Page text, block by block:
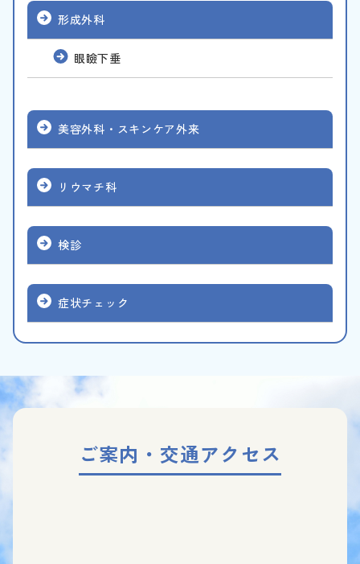
形成外科
眼瞼下垂
美容外科・スキンケア外来
リウマチ科
検診
症状チェック
ご案内・交通アクセス